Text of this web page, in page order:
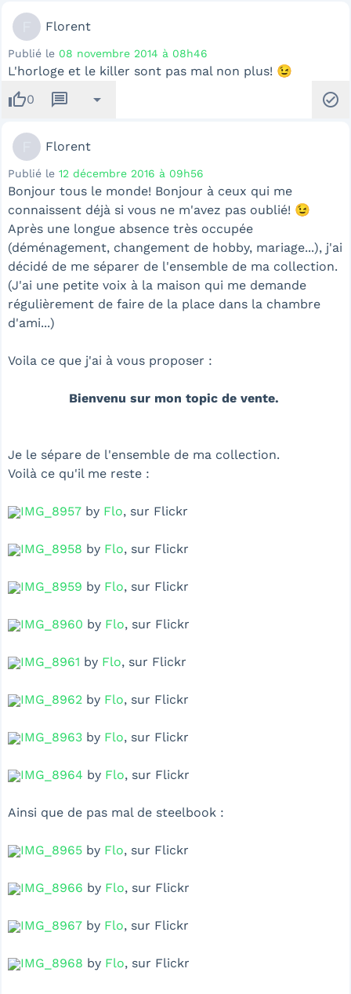
Florent
Publié le 08 novembre 2014 à 08h46
L'horloge et le killer sont pas mal non plus! 😉
thumb_up0 message arrow_drop_down check_circle
Florent
Publié le 12 décembre 2016 à 09h56
Bonjour tous le monde! Bonjour à ceux qui me
connaissent déjà si vous ne m'avez pas oublié! 😉
Après une longue absence très occupée
(déménagement, changement de hobby, mariage...), j'ai
décidé de me séparer de l'ensemble de ma collection.
(J'ai une petite voix à la maison qui me demande
régulièrement de faire de la place dans la chambre
d'ami...)
Voila ce que j'ai à vous proposer :
Bienvenu sur mon topic de vente.
Je le sépare de l'ensemble de ma collection.
Voilà ce qu'il me reste :
IMG_8957 by Flo, sur Flickr
IMG_8958 by Flo, sur Flickr
IMG_8959 by Flo, sur Flickr
IMG_8960 by Flo, sur Flickr
IMG_8961 by Flo, sur Flickr
IMG_8962 by Flo, sur Flickr
IMG_8963 by Flo, sur Flickr
IMG_8964 by Flo, sur Flickr
Ainsi que de pas mal de steelbook :
IMG_8965 by Flo, sur Flickr
IMG_8966 by Flo, sur Flickr
IMG_8967 by Flo, sur Flickr
IMG_8968 by Flo, sur Flickr